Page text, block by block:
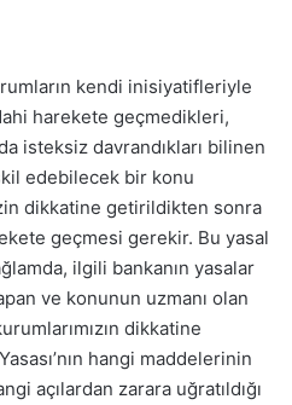
kendi inisiyatifleriyle
harekete geçmedikleri,
isteksiz davrandıkları bilinen
edebilecek bir konu
dikkatine getirildikten sonra
geçmesi gerekir. Bu yasal
ilgili bankanın yasalar
ve konunun uzmanı olan
dikkatine
hangi maddelerinin
açılardan zarara uğratıldığı